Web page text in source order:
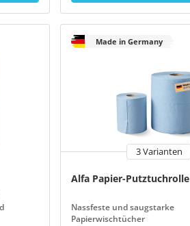
Made in Germany
3 Varianten
Alfa Papier-Putztuchrolle
Nassfeste und saugstarke
Papierwischtücher